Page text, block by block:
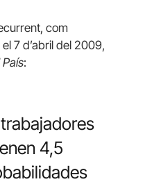
com
7 d’abril del 2009,
País:
4,5